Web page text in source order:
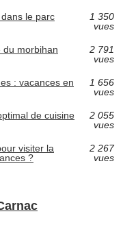
le parc
1 350
vues
du morbihan
2 791
vues
: vacances en
1 656
vues
de cuisine
2 055
vues
visiter la
?
2 267
vues